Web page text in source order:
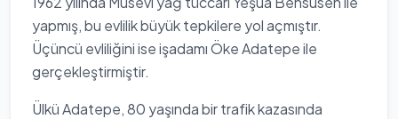
yapmış, bu evlilik büyük tepkilere yol açmıştır.
Üçüncü evliliğini ise işadamı Öke Adatepe ile
gerçekleştirmiştir.
Ülkü Adatepe, 80 yaşında bir trafik kazasında